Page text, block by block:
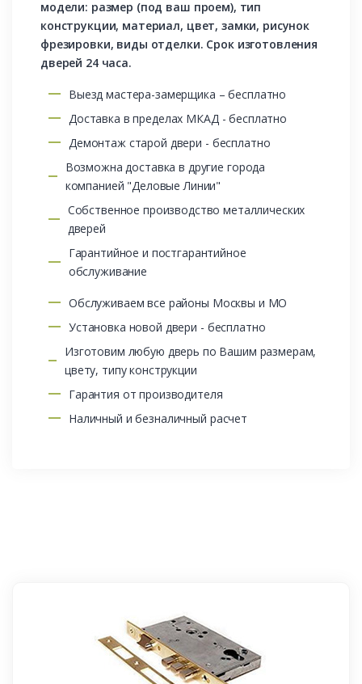
модели: размер (под ваш проем), тип
конструкции, материал, цвет, замки, рисунок
фрезировки, виды отделки. Срок изготовления
дверей 24 часа.
Выезд мастера-замерщика – бесплатно
Доставка в пределах МКАД - бесплатно
Демонтаж старой двери - бесплатно
Возможна доставка в другие города
компанией "Деловые Линии"
Собственное производство металлических
дверей
Гарантийное и постгарантийное
обслуживание
Обслуживаем все районы Москвы и МО
Установка новой двери - бесплатно
Изготовим любую дверь по Вашим размерам,
цвету, типу конструкции
Гарантия от производителя
Наличный и безналичный расчет